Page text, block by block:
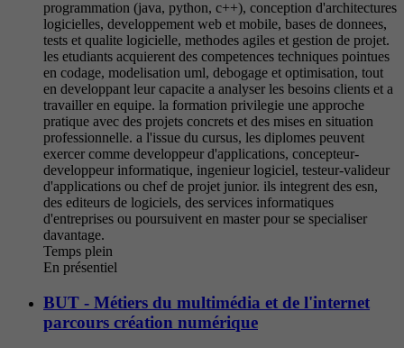
programmation (java, python, c++), conception d'architectures
logicielles, developpement web et mobile, bases de donnees,
tests et qualite logicielle, methodes agiles et gestion de projet.
les etudiants acquierent des competences techniques pointues
en codage, modelisation uml, debogage et optimisation, tout
en developpant leur capacite a analyser les besoins clients et a
travailler en equipe. la formation privilegie une approche
pratique avec des projets concrets et des mises en situation
professionnelle. a l'issue du cursus, les diplomes peuvent
exercer comme developpeur d'applications, concepteur-
developpeur informatique, ingenieur logiciel, testeur-valideur
d'applications ou chef de projet junior. ils integrent des esn,
des editeurs de logiciels, des services informatiques
d'entreprises ou poursuivent en master pour se specialiser
davantage.
Temps plein
En présentiel
BUT - Métiers du multimédia et de l'internet
parcours création numérique